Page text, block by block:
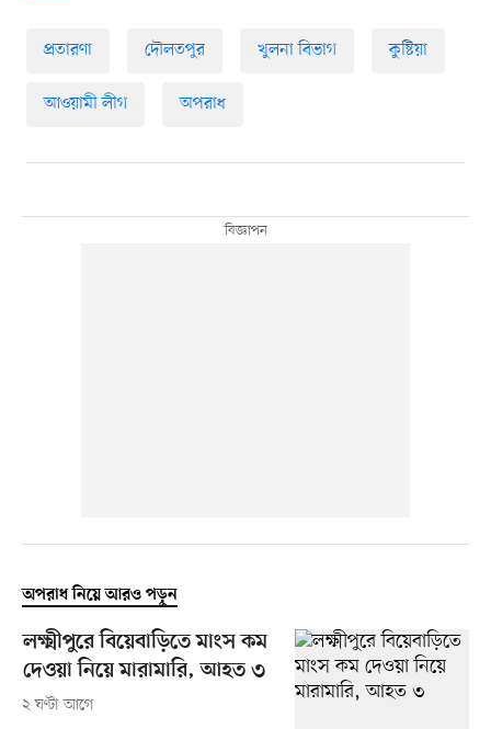
প্রতারণা দৌলতপুর খুলনা বিভাগ কুষ্টিয়া
আওয়ামী লীগ অপরাধ
অপরাধ নিয়ে আরও পড়ুন
লক্ষ্মীপুরে বিয়েবাড়িতে মাংস কম
দেওয়া নিয়ে মারামারি, আহত ৩
২ ঘণ্টা আগে